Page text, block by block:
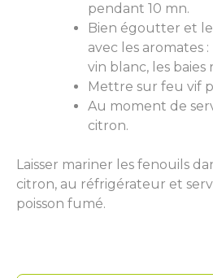
pendant 10 mn.
Bien égoutter et
avec les aromates
vin blanc, les baies
Mettre sur feu vif
Au moment de
citron.
Laisser mariner les fenouils
citron, au réfrigérateur et
poisson fumé.